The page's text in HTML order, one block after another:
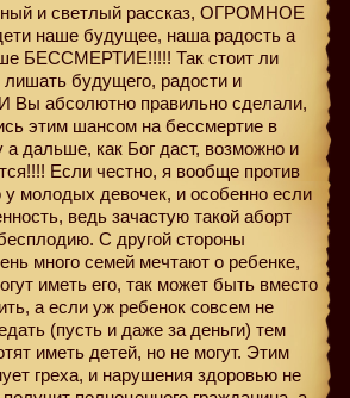
и светлый рассказ, ОГРОМНОЕ
наше будущее, наша радость а
БЕССМЕРТИЕ!!!!! Так стоит ли
будущего, радости и
Вы абсолютно правильно сделали,
этим шансом на бессмертие в
дальше, как Бог даст, возможно и
Если честно, я вообще против
у молодых девочек, и особенно если
ведь зачастую такой аборт
С другой стороны
много семей мечтают о ребенке,
иметь его, так может быть вместо
а если уж ребенок совсем не
(пусть и даже за деньги) тем
иметь детей, но не могут. Этим
греха, и нарушения здоровью не